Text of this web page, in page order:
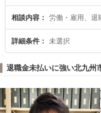
金未払いのトラブル解決の実績豊
無料で退職金未払いを法律相談で
したい』などでお困りの相談者さ
相談内容 労働・雇用、退
詳細条件 未選択
退職金未払いに強い北九州